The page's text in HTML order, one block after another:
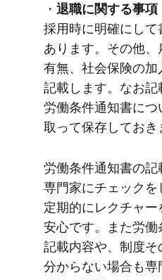
・ 退職に​関する​事項
採用時に​明確に​し
あります。​その他
有無、​社会保険の​加
記載します。​な​お記
労働条件通知書に​
取って​保存して​おき
労働条件通知書の​
専門家に​チェックを​
定期的に​レクチャー
安心です。​また​労働
記載内容や、​制度​そ
分からない​場合も​専